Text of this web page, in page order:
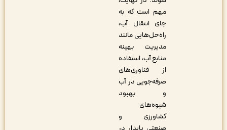
مهم است که به
جای انتقال آب،
راه‌حل‌هایی مانند
مدیریت بهینه
منابع آب، استفاده
از فناوری‌های
صرفه‌جویی در آب
و بهبود
شیوه‌های
کشاورزی و